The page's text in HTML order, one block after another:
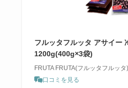
フルッタフルッタ アサイー
1200g(400g×3袋)
FRUTA FRUTA(フルッタフルッタ)
口コミを見る